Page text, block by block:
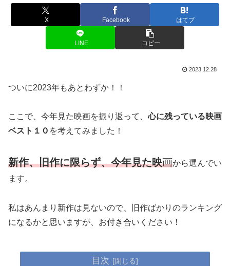
X Facebook はてブ
LINE コピー
2023.12.28
ついに2023年もあとわずか！！
ここで、今年見た映画を振り返って、心に残っている映画
ベスト１０ を考えてみました！
新作、旧作に限らず、今年見た映画から選んでい
ます。
私はあんまり新作は見ないので、旧作ばかりのランキング
になるかと思いますが、お付き合いください！
目次